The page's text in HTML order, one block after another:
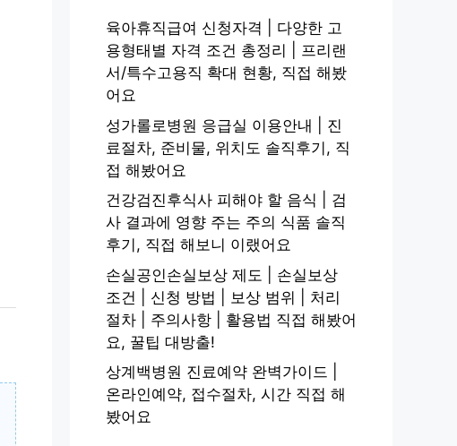
육아휴직급여 신청자격 | 다양한 고
용형태별 자격 조건 총정리 | 프리랜
서/특수고용직 확대 현황, 직접 해봤
어요
성가롤로병원 응급실 이용안내 | 진
료절차, 준비물, 위치도 솔직후기, 직
접 해봤어요
건강검진후식사 피해야 할 음식 | 검
사 결과에 영향 주는 주의 식품 솔직
후기, 직접 해보니 이랬어요
손실공인손실보상 제도 | 손실보상
조건 | 신청 방법 | 보상 범위 | 처리
절차 | 주의사항 | 활용법 직접 해봤어
요, 꿀팁 대방출!
상계백병원 진료예약 완벽가이드 |
온라인예약, 접수절차, 시간 직접 해
봤어요